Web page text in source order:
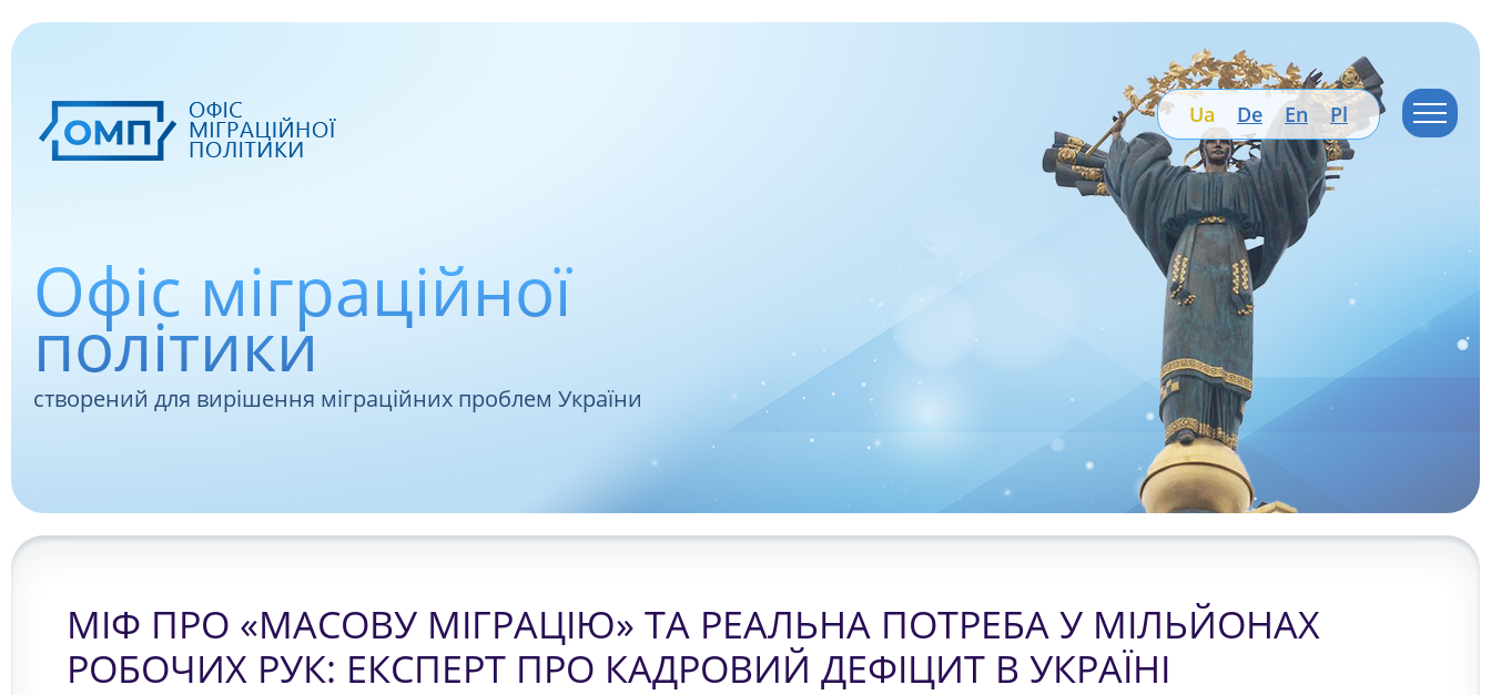
Ua De En Pl
Офіс міграційної
політики
створений для вирішення міграційних проблем України
МІФ ПРО «МАСОВУ МІГРАЦІЮ» ТА РЕАЛЬНА ПОТРЕБА У МІЛЬЙОНАХ
РОБОЧИХ РУК: ЕКСПЕРТ ПРО КАДРОВИЙ ДЕФІЦИТ В УКРАЇНІ